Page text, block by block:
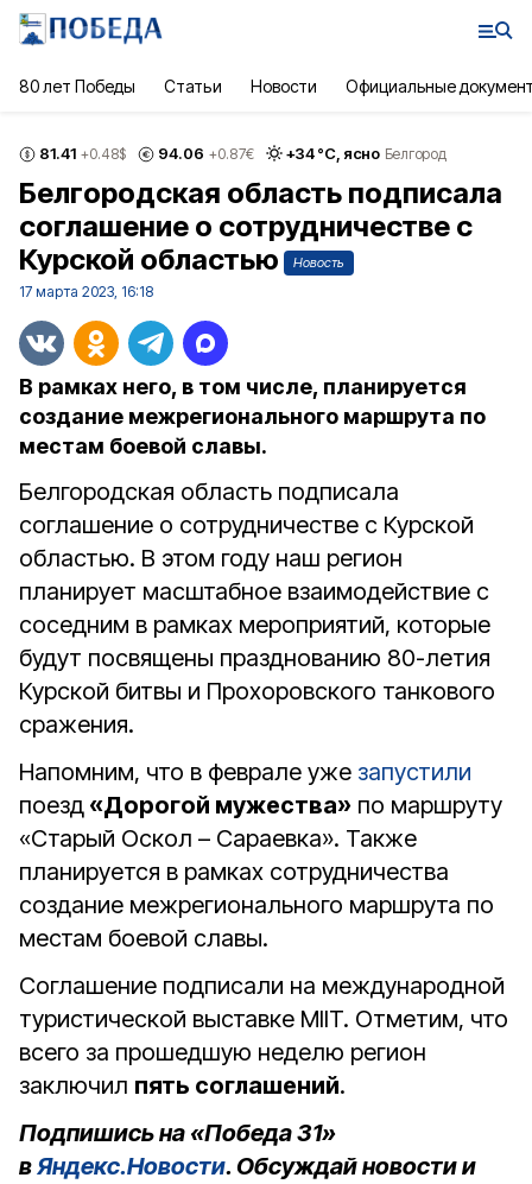
80 лет Победы Статьи Новости Официальные
81.41 +0.48$ 94.06 +0.87€ +34°С, ясно Белгород
Белгородская область подписала
соглашение о сотрудничестве с
Курской областью
Новость
17 марта 2023, 16:18
В рамках него, в том числе, планируется
создание межрегионального маршрута по
местам боевой славы.
Белгородская область подписала
соглашение о сотрудничестве с Курской
областью. В этом году наш регион
планирует масштабное взаимодействие с
соседним в рамках мероприятий, которые
будут посвящены празднованию 80-летия
Курской битвы и Прохоровского танкового
сражения.
Напомним, что в феврале уже запустили
поезд «Дорогой мужества» по маршруту
«Старый Оскол – Сараевка». Также
планируется в рамках сотрудничества
создание межрегионального маршрута по
местам боевой славы.
Соглашение подписали на международной
туристической выставке MIIT. Отметим, что
всего за прошедшую неделю регион
заключил пять соглашений.
Подпишись на «Победа 31»
вЯндекс.Новости. Обсуждай новости и